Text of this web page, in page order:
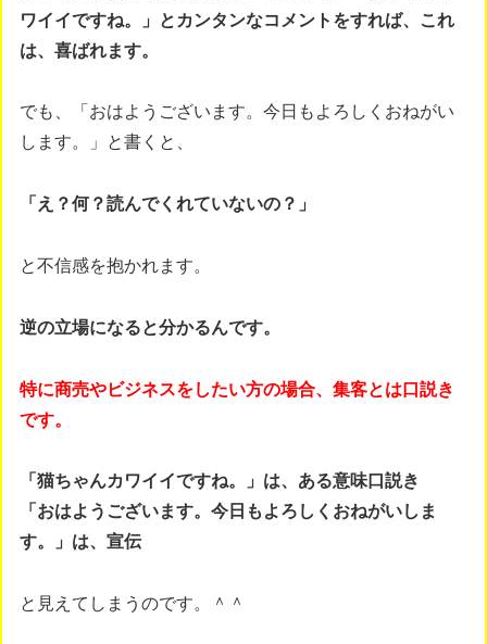
ワイイですね。」とカンタンなコメントをすれば、これ
は、喜ばれます。
でも、「おはようございます。今日もよろしくおねがい
します。」と書くと、
「え？何？読んでくれていないの？」
と不信感を抱かれます。
逆の立場になると分かるんです。
特に商売やビジネスをしたい方の場合、集客とは口説き
です。
「猫ちゃんカワイイですね。」は、ある意味口説き
「おはようございます。今日もよろしくおねがいしま
す。」は、宣伝
と見えてしまうのです。＾＾